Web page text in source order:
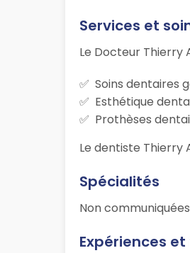
Services et
Le Docteur Thierry
Soins dentaires
Esthétique
Prothèses
Le dentiste
Spécialités
Non
Expériences